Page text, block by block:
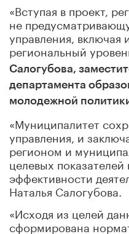
«Вступая в проект,
не
управления, включая
региональный
Салогубова,
департамента
молодежной
«Муниципалитет
управления, и
регионом и
целевых
эффективности
Наталья Салогубова.
«Исходя из целей
сформирована